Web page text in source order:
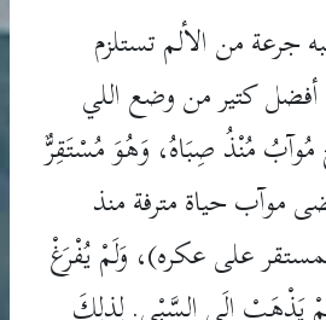
جرعة من الألم تستلزم
كتير من وضع اللي
مُوآبُ مُنْذُ صِبَاهُ، وَهُوَ مُسْتَقِرٌّ
موآب حياة مترفة منذ
على عكره)، وَلَمْ يُفْرَغْ
يَذْهَبْ إِلَى السَّبْيِ. لِذلِكَ